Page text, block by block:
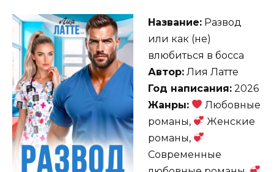
Название: Развод
или как (не)
влюбиться в босса
Автор: Лия Латте
Год написания: 2026
Жанры:
Любовные
романы,
Женские
романы,
Современные